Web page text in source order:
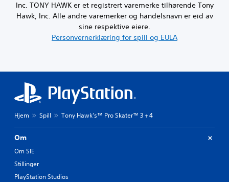
Inc. TONY HAWK er et registrert varemerke tilhørende Tony
Hawk, Inc. Alle andre varemerker og handelsnavn er eid av
sine respektive eiere.
Personvernerklæring for spill og EULA
Hjem Spill Tony Hawk's™ Pro Skater™ 3 + 4
Om
Om SIE
Stillinger
PlayStation Studios